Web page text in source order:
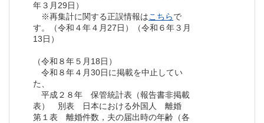
年３月29日）
※再集計に関する正誤情報はこちらで
す。（令和４年４月27日）（令和６年３月
13日）
（令和８年５月18日）
令和８年４月30日に掲載を中止してい
た、
平成２８年 保管統計表（報告書非掲載
表） 別表 日本における外国人 離婚
第１表 離婚件数，夫の届出時の年齢（各